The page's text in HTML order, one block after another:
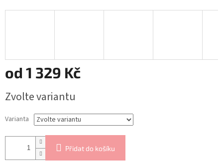
od 1 329 Kč
cena:
Zvolte variantu
Varianta
Přidat do košíku